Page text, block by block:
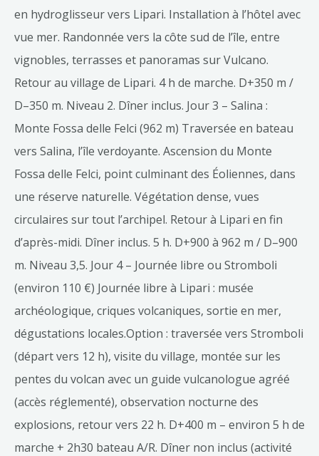
en hydroglisseur vers Lipari. Installation à l’hôtel avec
vue mer. Randonnée vers la côte sud de l’île, entre
vignobles, terrasses et panoramas sur Vulcano.
Retour au village de Lipari. 4 h de marche. D+350 m /
D–350 m. Niveau 2. Dîner inclus. Jour 3 – Salina :
Monte Fossa delle Felci (962 m) Traversée en bateau
vers Salina, l’île verdoyante. Ascension du Monte
Fossa delle Felci, point culminant des Éoliennes, dans
une réserve naturelle. Végétation dense, vues
circulaires sur tout l’archipel. Retour à Lipari en fin
d’après-midi. Dîner inclus. 5 h. D+900 à 962 m / D–900
m. Niveau 3,5. Jour 4 – Journée libre ou Stromboli
(environ 110 €) Journée libre à Lipari : musée
archéologique, criques volcaniques, sortie en mer,
dégustations locales.Option : traversée vers Stromboli
(départ vers 12 h), visite du village, montée sur les
pentes du volcan avec un guide vulcanologue agréé
(accès réglementé), observation nocturne des
explosions, retour vers 22 h. D+400 m – environ 5 h de
marche + 2h30 bateau A/R. Dîner non inclus (activité